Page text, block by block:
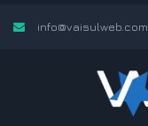
info@vaisulweb.com